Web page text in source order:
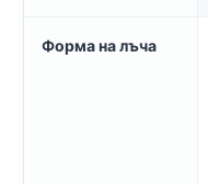
Форма на лъча